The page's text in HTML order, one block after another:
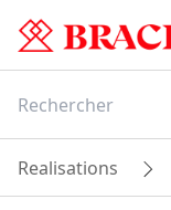
Realisations